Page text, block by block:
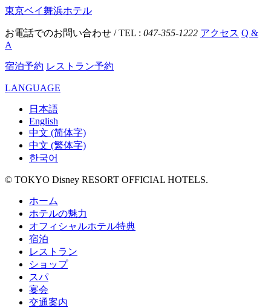
東京ベイ舞浜ホテル
お電話でのお問い合わせ / TEL : 047-355-1222 アクセス Q &
A
宿泊予約 レストラン予約
LANGUAGE
日本語
English
中文 (简体字)
中文 (繁体字)
한국어
© TOKYO Disney RESORT OFFICIAL HOTELS.
ホーム
ホテルの魅力
オフィシャルホテル特典
宿泊
レストラン
ショップ
スパ
宴会
交通案内